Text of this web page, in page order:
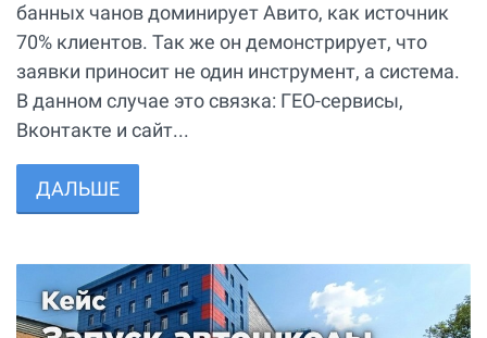
банных чанов доминирует Авито, как источник
70% клиентов. Так же он демонстрирует, что
заявки приносит не один инструмент, а система.
В данном случае это связка: ГЕО-сервисы,
Вконтакте и сайт...
ДАЛЬШЕ